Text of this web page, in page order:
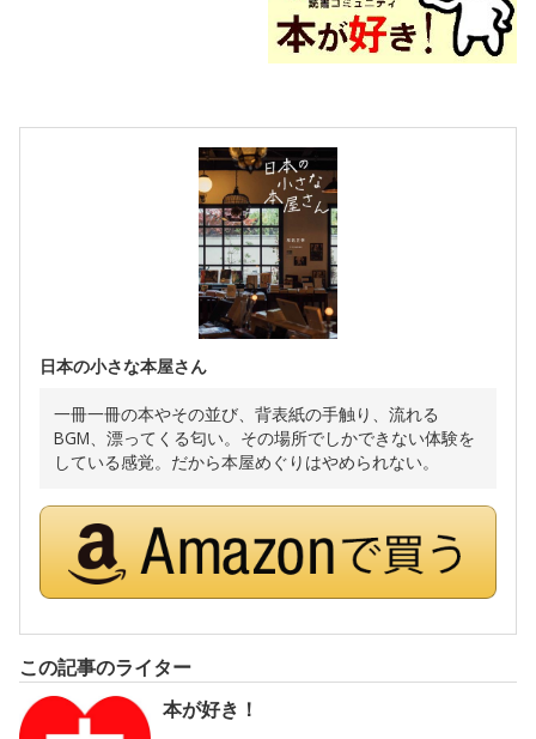
日本の小さな本屋さん
一冊一冊の本やその並び、背表紙の手触り、流れる
BGM、漂ってくる匂い。その場所でしかできない体験を
している感覚。だから本屋めぐりはやめられない。
この記事のライター
本が好き！